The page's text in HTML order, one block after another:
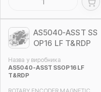
AS5040-ASST SS
OP16 LF T&RDP
Назва у виробника
AS5040-ASST SSOP16 LF
T&RDP